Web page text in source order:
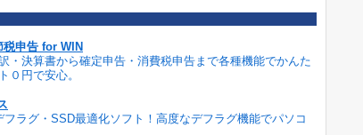
税申告 for WIN
・決算書から確定申告・消費税申告まで各種機能でかんた
０円で安心。
ラグ・SSD最適化ソフト！高度なデフラグ機能でパソコ